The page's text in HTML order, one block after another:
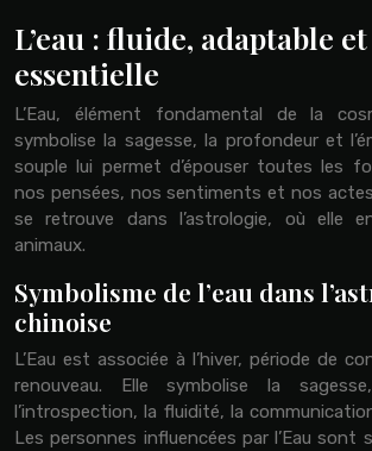
L’eau : fluide, adaptable et
essentielle
L’Eau, élément fondamental de la
symbolise la sagesse, la profondeur et
souple lui permet d’épouser toutes les
nos pensées, nos sentiments et nos
se retrouve dans l’astrologie, où elle
animaux.
Symbolisme de l’eau dans
chinoise
L’Eau est associée à l’hiver, période de
renouveau. Elle symbolise la
l’introspection, la fluidité, la
Les personnes influencées par l’Eau sont